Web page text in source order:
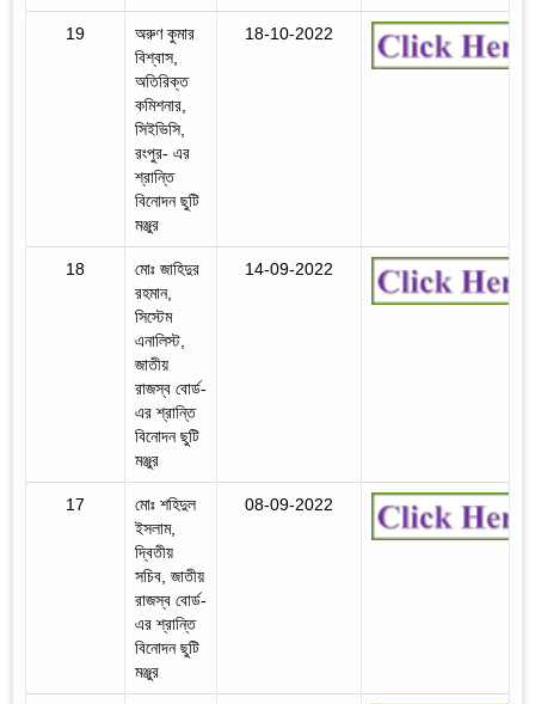
19
অরুণ কুমার
বিশ্বাস,
অতিরিক্ত
কমিশনার,
সিইভিসি,
রংপুর- এর
শ্রান্তি
বিনোদন ছুটি
মঞ্জুর
18-10-2022
18
মোঃ জাহিদুর
রহমান,
সিস্টেম
এনালিস্ট,
জাতীয়
রাজস্ব বোর্ড-
এর শ্রান্তি
বিনোদন ছুটি
মঞ্জুর
14-09-2022
17
মোঃ শহিদুল
ইসলাম,
দ্বিতীয়
সচিব, জাতীয়
রাজস্ব বোর্ড-
এর শ্রান্তি
বিনোদন ছুটি
মঞ্জুর
08-09-2022